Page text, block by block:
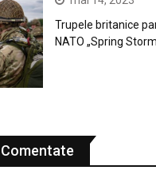
Trupele britanice
NATO „Spring